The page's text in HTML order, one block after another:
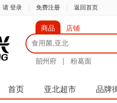
请 登录 免费注册 返回首页
商品 店铺
韶州府 | 粉葛面
首页 亚北超市 品牌